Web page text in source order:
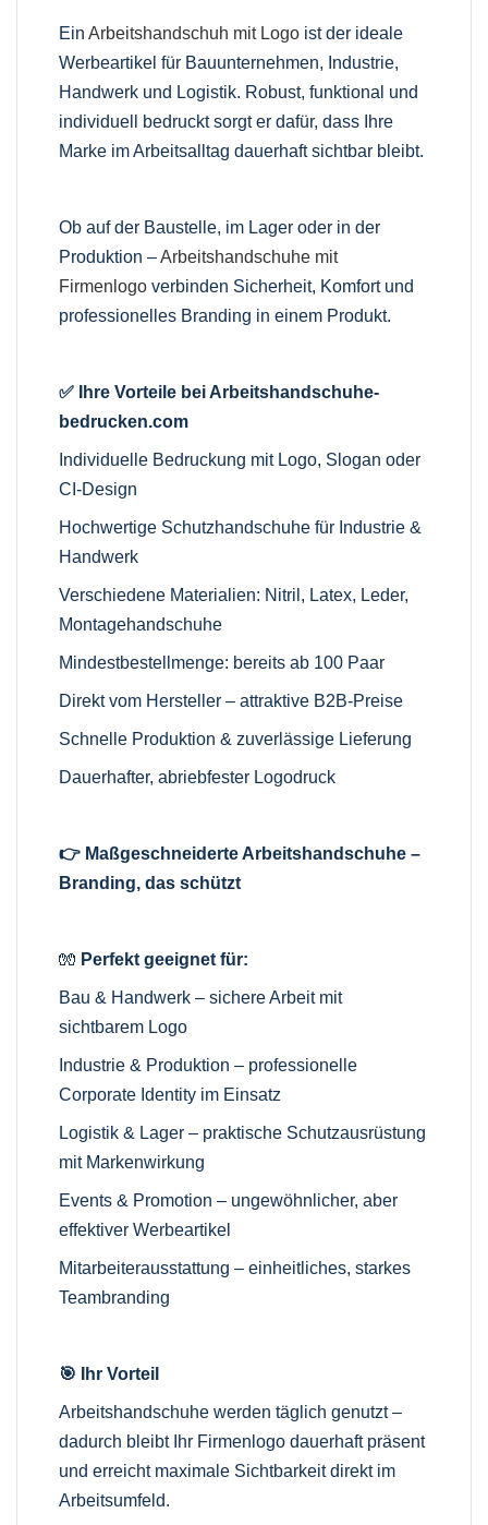
EinArbeitshandschuh mit Logo ist der ideale
Werbeartikel für Bauunternehmen, Industrie,
Handwerk und Logistik. Robust, funktional und
individuell bedruckt sorgt er dafür, dass Ihre
Marke im Arbeitsalltag dauerhaft sichtbar bleibt.
Ob auf der Baustelle, im Lager oder in der
Produktion –Arbeitshandschuhe mit
Firmenlogo verbinden Sicherheit, Komfort und
professionelles Branding in einem Produkt.
✅ Ihre Vorteile bei Arbeitshandschuhe-
bedrucken.com
Individuelle Bedruckung mit Logo, Slogan oder
CI-Design
Hochwertige Schutzhandschuhe für Industrie &
Handwerk
Verschiedene Materialien: Nitril, Latex, Leder,
Montagehandschuhe
Mindestbestellmenge: bereits ab 100 Paar
Direkt vom Hersteller – attraktive B2B-Preise
Schnelle Produktion & zuverlässige Lieferung
Dauerhafter, abriebfester Logodruck
👉 Maßgeschneiderte Arbeitshandschuhe –
Branding, das schützt
🧤 Perfekt geeignet für:
Bau & Handwerk – sichere Arbeit mit
sichtbarem Logo
Industrie & Produktion – professionelle
Corporate Identity im Einsatz
Logistik & Lager – praktische Schutzausrüstung
mit Markenwirkung
Events & Promotion – ungewöhnlicher, aber
effektiver Werbeartikel
Mitarbeiterausstattung – einheitliches, starkes
Teambranding
🎯 Ihr Vorteil
Arbeitshandschuhe werden täglich genutzt –
dadurch bleibt Ihr Firmenlogo dauerhaft präsent
und erreicht maximale Sichtbarkeit direkt im
Arbeitsumfeld.